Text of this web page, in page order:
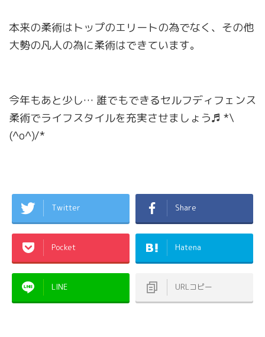
本来の柔術はトップのエリートの為でなく、その他
大勢の凡人の為に柔術はできています。
今年もあと少し… 誰でもできるセルフディフェンス
柔術でライフスタイルを充実させましょう♬ *\
(^o^)/*
Twitter Share
Pocket Hatena
LINE URLコピー